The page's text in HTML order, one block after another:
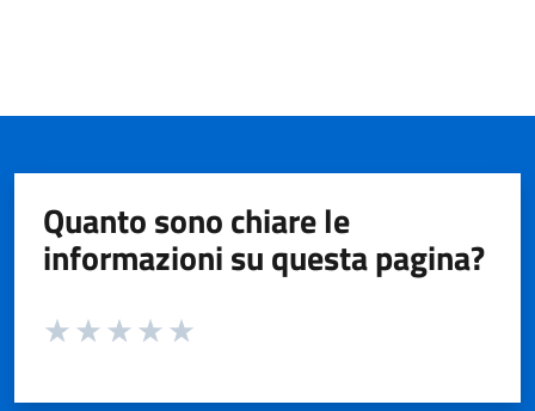
Quanto sono chiare le
informazioni su questa pagina?
Valuta da 1 a 5 stelle la pagina